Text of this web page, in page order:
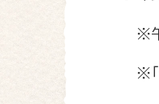
※午後
※「や